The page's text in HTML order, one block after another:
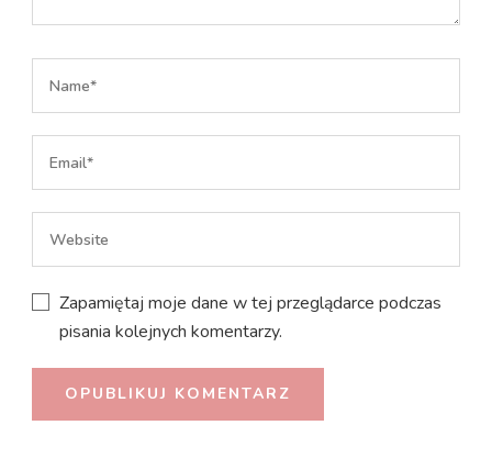
Zapamiętaj moje dane w tej przeglądarce podczas
pisania kolejnych komentarzy.